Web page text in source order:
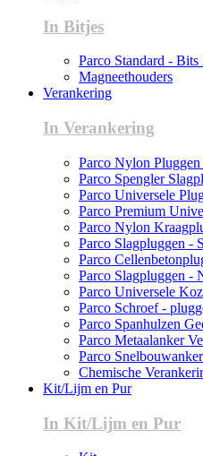
In Bitjes
Parco Standard -
Magneethouders
Verankering
In Verankering
Parco Nylon
Parco Spengler
Parco Universele
Parco Premium
Parco Nylon
Parco Slagpluggen -
Parco
Parco Slagpluggen -
Parco Universele
Parco Schroef -
Parco Spanhulzen
Parco Metaalanker
Parco
Chemische
Kit/Lijm en Pur
In Kit/Lijm en Pur